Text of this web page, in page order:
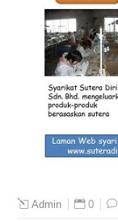
Admin 0